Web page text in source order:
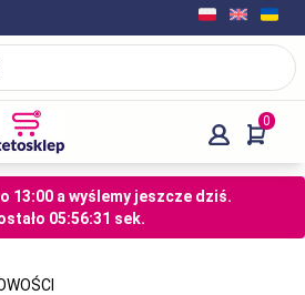
0
13:00 a wyślemy jeszcze dziś.
05:56:31 sek.